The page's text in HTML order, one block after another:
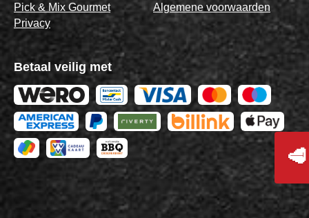
Pick & Mix Gourmet
Privacy
Algemene voorwaarden
Betaal veilig met
🥩